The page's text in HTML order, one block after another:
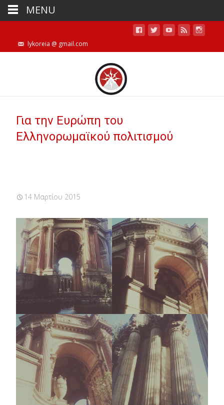
lykoreia @ gmail.com
Για την Ευρώπη του
Ελληνορωμαϊκού πολιτισμού
14 Μαρτίου 2015
MENU